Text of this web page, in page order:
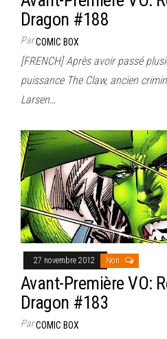
Dragon #188
ParCOMIC BOX
[FRENCH] Après avoir passé
puissance The Claw, ancien
Larsen…
27 novembre 2012 Non
Avant-Première VO:
Dragon #183
ParCOMIC BOX